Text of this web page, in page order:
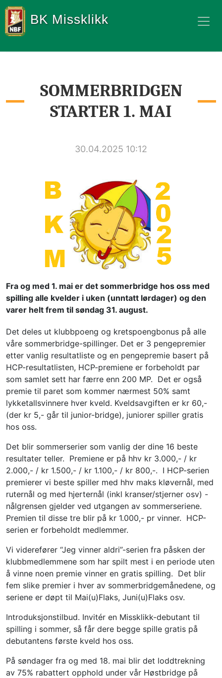
BK Missklikk
SOMMERBRIDGEN
STARTER 1. MAI
30.04.2025 10:12
Fra og med 1. mai er det sommerbridge hos oss med
spilling alle kvelder i uken (unntatt lørdager) og den
varer helt frem til søndag 31. august.
Det deles ut klubbpoeng og kretspoengbonus på alle
våre sommerbridge-spillinger. Det er 3 pengepremier
etter vanlig resultatliste og en pengepremie basert på
HCP-resultatlisten, HCP-premiene er forbeholdt par
som samlet sett har færre enn 200 MP.  Det er også
premie til paret som kommer nærmest 50% samt
lykketallsvinnere hver kveld. Kveldsavgiften er kr 60,-
(der kr 5,- går til junior-bridge), juniorer spiller gratis
hos oss.
Det blir sommerserier som vanlig der dine 16 beste
resultater teller.  Premiene er på hhv kr 3.000,- / kr
2.000,- / kr 1.500,- / kr 1.100,- / kr 800,-.  I HCP-serien
premierer vi beste spiller med hhv maks kløvernål, med
ruternål og med hjerternål (inkl kranser/stjerner osv) -
nålgrensen gjelder ved utgangen av sommerseriene.
Premien til disse tre blir på kr 1.000,- pr vinner.  HCP-
serien er forbeholdt medlemmer.
Vi viderefører “Jeg vinner aldri”-serien fra påsken der
klubbmedlemmene som har spilt mest i en periode uten
å vinne noen premie vinner en gratis spilling.  Det blir
fem slike premier i hver av sommerbridgemånedene, og
seriene er døpt til Mai(u)Flaks, Juni(u)Flaks osv.
Introduksjonstilbud. Invitér en Missklikk-debutant til
spilling i sommer, så får dere begge spille gratis på
debutantens første kveld hos oss.
På søndager fra og med 18. mai blir det loddtrekning
av 75% rabattert opphold under vår Høstbridge på